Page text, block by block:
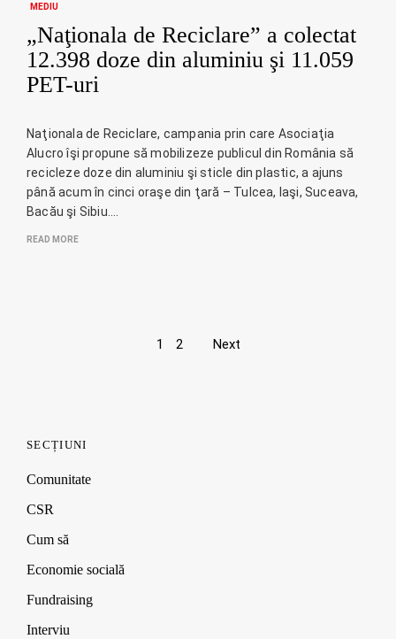
MEDIU
„Naţionala de Reciclare” a colectat
12.398 doze din aluminiu şi 11.059
PET-uri
Naţionala de Reciclare, campania prin care Asociaţia
Alucro îşi propune să mobilizeze publicul din România să
recicleze doze din aluminiu şi sticle din plastic, a ajuns
până acum în cinci oraşe din ţară – Tulcea, Iaşi, Suceava,
Bacău şi Sibiu.…
READ MORE
1 2 Next
SECȚIUNI
Comunitate
CSR
Cum să
Economie socială
Fundraising
Interviu